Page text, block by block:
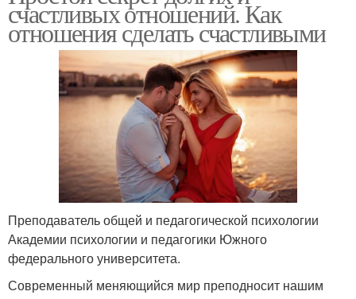
счастливых отношений. Как
отношения сделать счастливыми
Преподаватель общей и педагогической психологии
Академии психологии и педагогики Южного
федерального университета.
Современный меняющийся мир преподносит нашим